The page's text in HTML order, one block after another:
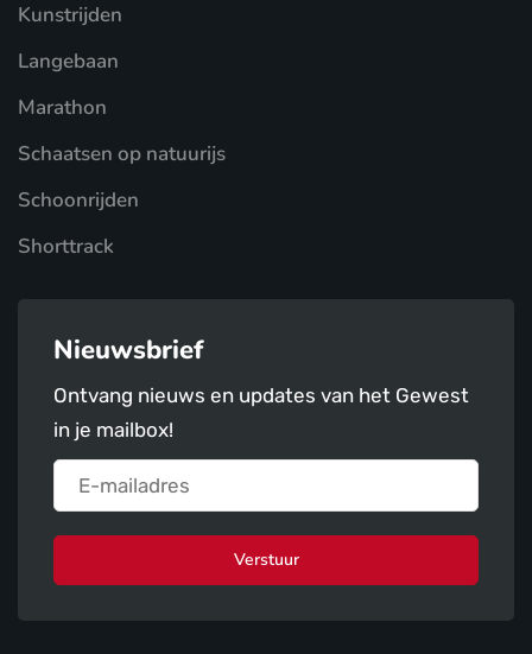
Kunstrijden
Langebaan
Marathon
Schaatsen op natuurijs
Schoonrijden
Shorttrack
Nieuwsbrief
Ontvang nieuws en updates van het Gewest
in je mailbox!
Verstuur